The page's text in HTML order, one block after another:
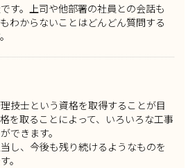
す。上司や他部署の社員との会話も
わからないことはどんどん質問する
技士という資格を取得することが目
を取ることによって、いろいろな工事
できます。
し、今後も残り続けるようなものを
。